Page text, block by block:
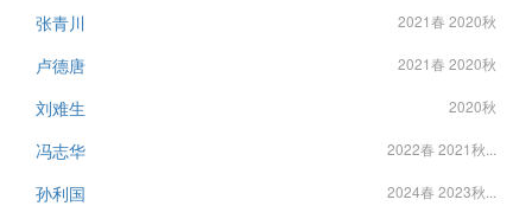
张青川 2021春 2020秋
卢德唐 2021春 2020秋
刘难生 2020秋
冯志华 2022春 2021秋...
孙利国 2024春 2023秋...